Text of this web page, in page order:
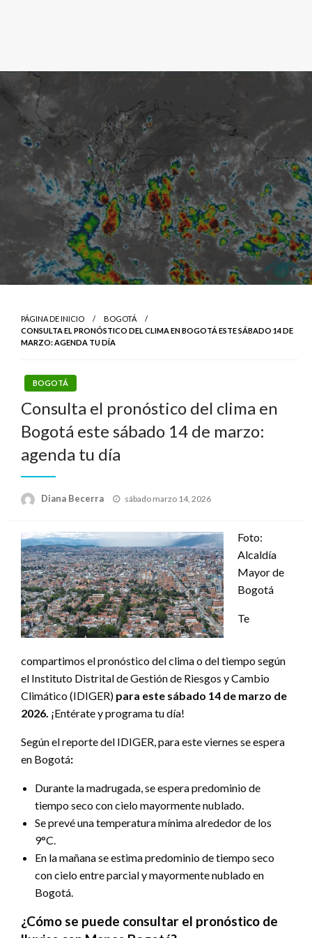
PÁGINA DE INICIO
BOGOTÁ
CONSULTA EL PRONÓSTICO DEL CLIMA EN BOGOTÁ ESTE SÁBADO 14 DE
MARZO: AGENDA TU DÍA
BOGOTÁ
Consulta el pronóstico del clima en
Bogotá este sábado 14 de marzo:
agenda tu día
Diana Becerra
Publicado
sábado marzo 14, 2026
Foto:
Alcaldía
Mayor de
Bogotá
Te
compartimos el pronóstico del clima o del tiempo según
el Instituto Distrital de Gestión de Riesgos y Cambio
Climático (IDIGER) para este sábado 14 de marzo de
2026. ¡Entérate y programa tu día!
Según el reporte del IDIGER, para este viernes se espera
en Bogotá:
Durante la madrugada, se espera predominio de
tiempo seco con cielo mayormente nublado.
Se prevé una temperatura mínima alrededor de los
9°C.
En la mañana se estima predominio de tiempo seco
con cielo entre parcial y mayormente nublado en
Bogotá.
¿Cómo se puede consultar el pronóstico de